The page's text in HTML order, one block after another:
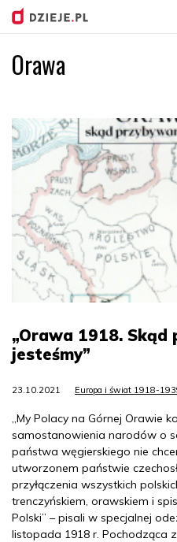
Orawa
„Orawa 1918. Skąd
jesteśmy”
23.10.2021 Europa i świat 1918-
„My Polacy na Górnej Orawie
samostanowienia narodów o
państwa węgierskiego nie
utworzonem państwie
przyłączenia wszystkich
trenczyńskiem, orawskiem i
Polski” – pisali w specjalnej
listopada 1918 r. Pochodząca